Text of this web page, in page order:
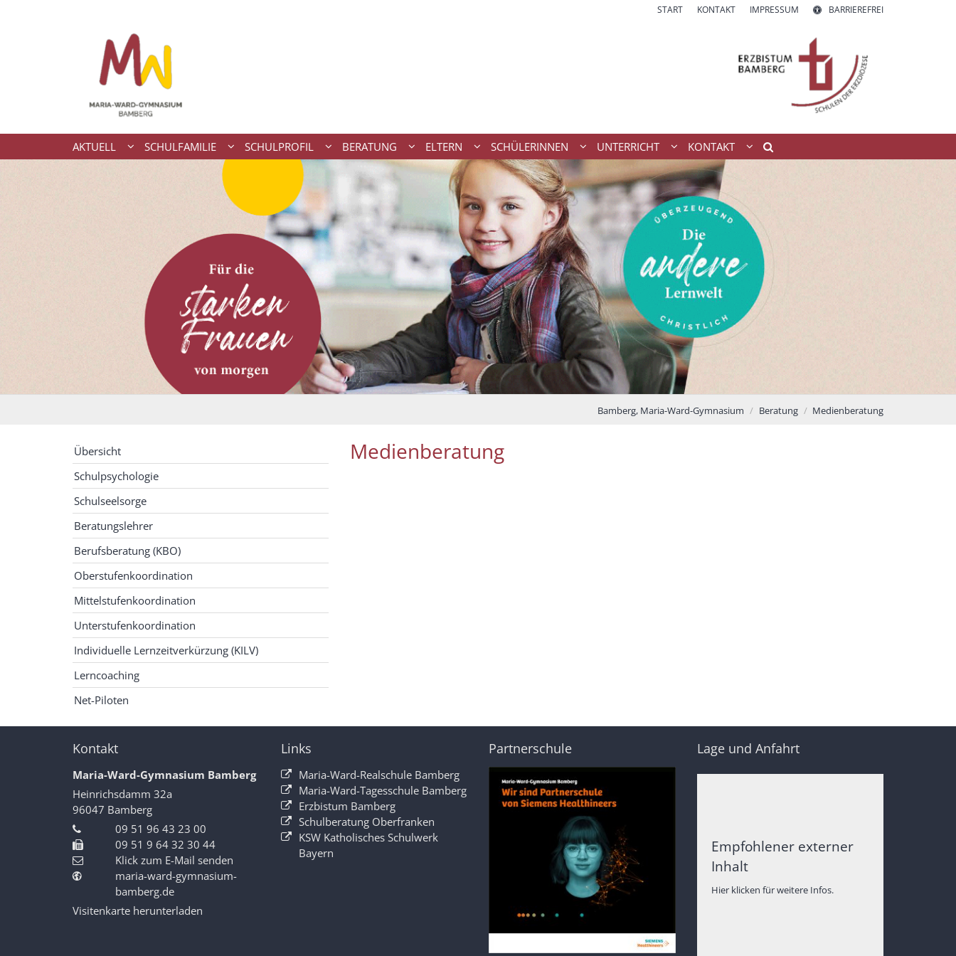
START KONTAKT IMPRESSUM BARRIEREFREI
AKTUELL SCHULFAMILIE SCHULPROFIL BERATUNG ELTERN SCHÜLERINNEN UNTERRICHT KONTAKT
Bamberg, Maria-Ward-Gymnasium Beratung Medienberatung
Medienberatung
Übersicht
Schulpsychologie
Schulseelsorge
Beratungslehrer
Berufsberatung (KBO)
Oberstufenkoordination
Mittelstufenkoordination
Unterstufenkoordination
Individuelle Lernzeitverkürzung (KILV)
Lerncoaching
Net-Piloten
Kontakt
Maria-Ward-Gymnasium Bamberg
Heinrichsdamm 32a
96047 Bamberg
09 51 96 43 23 00
09 51 9 64 32 30 44
Klick zum E-Mail senden
maria-ward-gymnasium-
bamberg.de
Visitenkarte herunterladen
Links
Maria-Ward-Realschule Bamberg
Maria-Ward-Tagesschule Bamberg
Erzbistum Bamberg
Schulberatung Oberfranken
KSW Katholisches Schulwerk
Bayern
Partnerschule Lage und Anfahrt
Empfohlener externer
Inhalt
Hier klicken für weitere Infos.